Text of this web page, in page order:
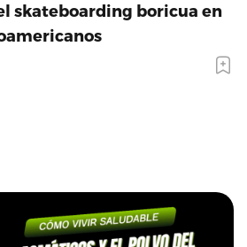
skateboarding boricua en